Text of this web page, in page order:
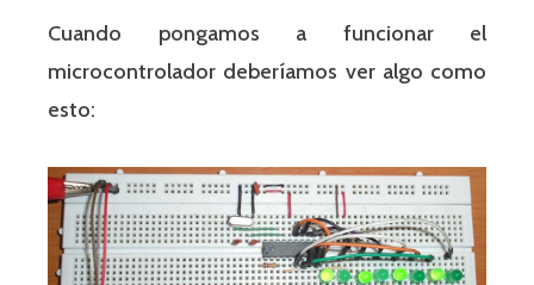
Cuando pongamos a funcionar el
microcontrolador deberíamos ver algo como
esto: